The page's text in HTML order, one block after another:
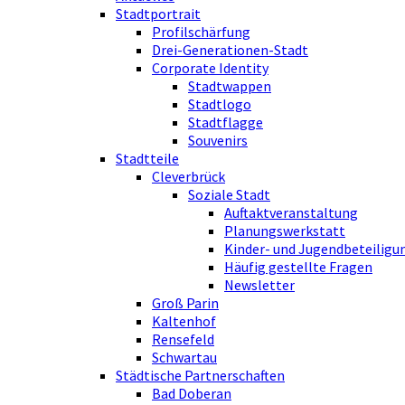
Stadtportrait
Profilschärfung
Drei-Generationen-Stadt
Corporate Identity
Stadtwappen
Stadtlogo
Stadtflagge
Souvenirs
Stadtteile
Cleverbrück
Soziale Stadt
Auftaktveranstaltung
Planungswerkstatt
Kinder- und
Häufig gestellte Fragen
Newsletter
Groß Parin
Kaltenhof
Rensefeld
Schwartau
Städtische Partnerschaften
Bad Doberan